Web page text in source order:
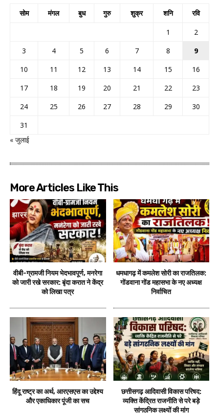
सोम मंगल बुध गुरु शुक्र शनि रवि
1
2
3
4 5 6 7 8
9
10
11 12 13 14 15
16
17
18 19 20 21 22
23
24
25 26 27 28 29
30
31
« जुलाई
More Articles Like This
वीबी-ग्रामजी नियम भेदभावपूर्ण, मनरेगा
को जारी रखे सरकार: बृंदा करात ने केंद्र
को लिखा पत्र
धमधागढ़ में कमलेश सोरी का राजतिलक:
गोंडवाना गोंड महासभा के नए अध्यक्ष
निर्वाचित
हिंदू राष्ट्र का अर्थ, आरएसएस का उद्देश्य
और एकाधिकार पूंजी का सच
छत्तीसगढ़ आदिवासी विकास परिषद:
व्यक्ति केंद्रित राजनीति से परे बड़े
सांगठनिक लक्ष्यों की मांग